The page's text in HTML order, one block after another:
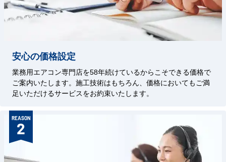
安心の価格設定
業務用エアコン専門店を58年続けているからこそできる価格で
ご案内いたします。施工技術はもちろん、価格においてもご満
足いただけるサービスをお約束いたします。
REASON
2